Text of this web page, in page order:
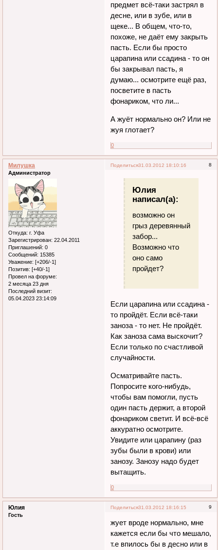
предмет всё-таки застрял в
десне, или в зубе, или в
щеке... В общем, что-то,
похоже, не даёт ему закрыть
пасть. Если бы просто
царапина или ссадина - то он
бы закрывал пасть, я
думаю... осмотрите ещё раз,
посветите в пасть
фонариком, что ли...
А жуёт нормально он? Или не
жуя глотает?
0
Поделиться 8
31.03.2012 18:10:16
Милушка
Администратор
Откуда: г. Уфа
Зарегистрирован: 22.04.2011
Приглашений: 0
Сообщений: 15385
Уважение: [+206/-1]
Позитив: [+40/-1]
Провел на форуме:
2 месяца 23 дня
Последний визит:
05.04.2023 23:14:09
Юлия
написал(а):
возможно он
грыз деревянный
забор...
Возможно что
оно само
пройдет?
Если царапина или ссадина -
то пройдёт. Если всё-таки
заноза - то нет. Не пройдёт.
Как заноза сама выскочит?
Если только по счастливой
случайности.
Осматривайте пасть.
Попросите кого-нибудь,
чтобы вам помогли, пусть
один пасть держит, а второй
фонариком светит. И всё-всё
аккуратно осмотрите.
Увидите или царапину (раз
зубы были в крови) или
занозу. Занозу надо будет
вытащить.
0
Поделиться 9
31.03.2012 18:16:15
Юлия
Гость
жует вроде нормально, мне
кажется если бы что мешало,
т.е впилось бы в десно или в